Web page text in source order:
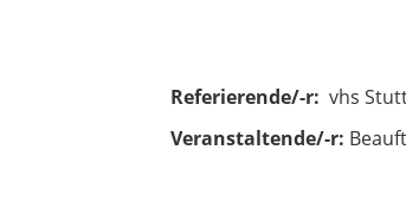
Referierende/-r: vhs
Veranstaltende/-r: